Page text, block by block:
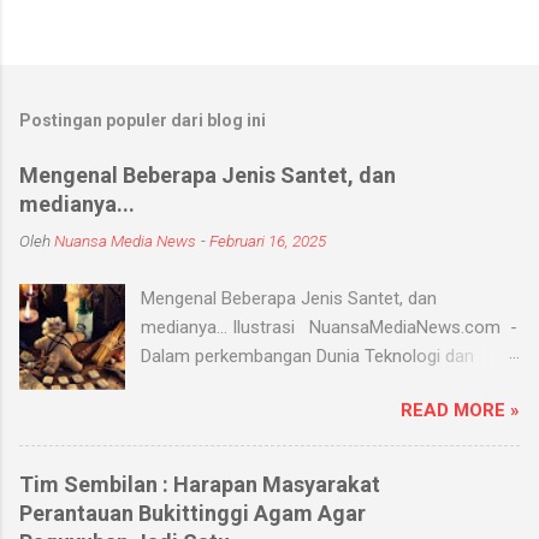
Postingan populer dari blog ini
Mengenal Beberapa Jenis Santet, dan
medianya...
OlehNuansa Media News -Februari 16, 2025
Mengenal Beberapa Jenis Santet, dan
medianya... Ilustrasi NuansaMediaNews.com -
Dalam perkembangan Dunia Teknologi dan
yang hingga saat ini masih ada dan berkembang
di masyarakat. Menurut Kamus Besar Bahasa
Indonesia (KBBI) santet berarti sihir, menyihir.
Ilmu Santet merupakan aliran ilmu hitam yang
digunakan untuk mengendalikan alam seperti
READ MORE »
Tim Sembilan : Harapan Masyarakat
Perantauan Bukittinggi Agam Agar